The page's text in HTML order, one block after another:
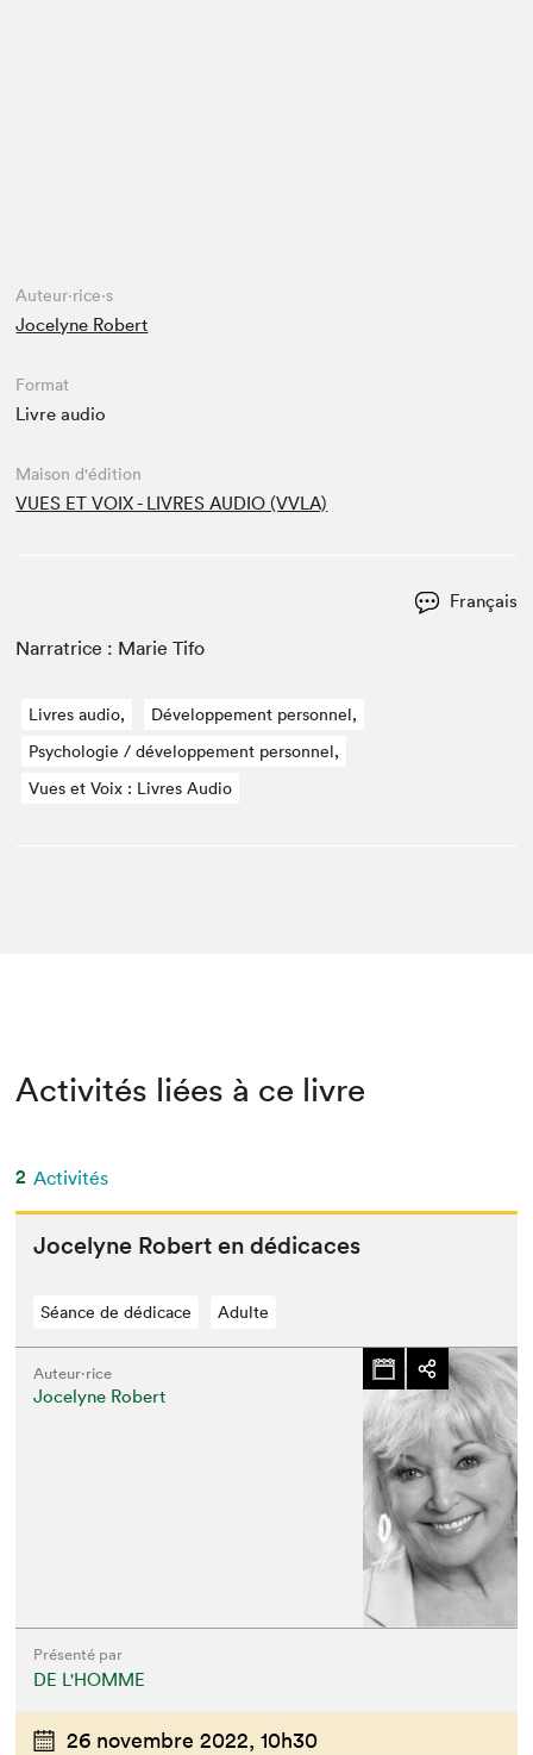
Auteur·rice·s
Jocelyne Robert
Format
Livre audio
Maison d'édition
VUES ET VOIX - LIVRES AUDIO (VVLA)
Français
Nar­ra­trice : Marie Tifo
Livres audio,
Développement personnel,
Psychologie / développement personnel,
Vues et Voix : Livres Audio
Activités liées à ce livre
2 Activités
Joce­lyne Robert en dédicaces
Séance de dédicace Adulte
Auteur·rice
Jocelyne Robert
Présenté par
DE L'HOMME
26 novembre 2022, 10h30